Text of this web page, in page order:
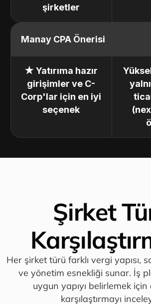
şirketler
Manay CPA Önerisi
★ Yatırıma hazır
girişimler ve C-
Corp'lar için en iyi
seçenek
Şirket
Her şirket türü farklı vergi yapısı,
ve yönetim esnekliği sunar. İş
uygun yapıyı belirlemek için
karşılaştırmayı